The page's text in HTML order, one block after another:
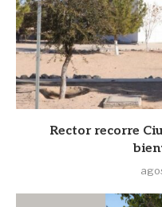
Rector recorre